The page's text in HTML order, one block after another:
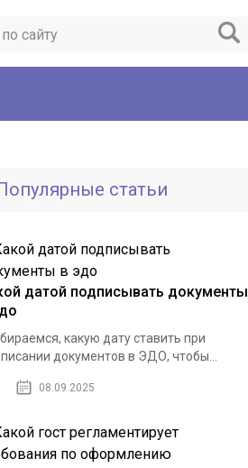
статьи
датой подписывать документы
какую дату ставить при
документов в ЭДО, чтобы...
08.09.2025